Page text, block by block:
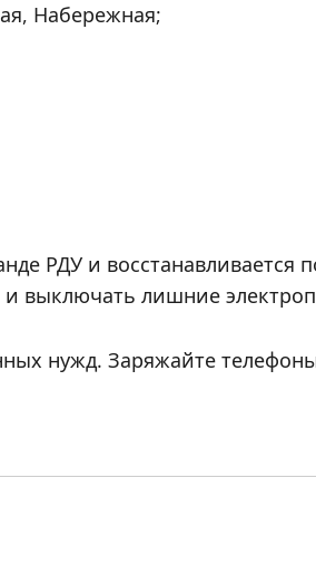
Набережная;
РДУ и
и выключать лишние
нужд. Заряжайте